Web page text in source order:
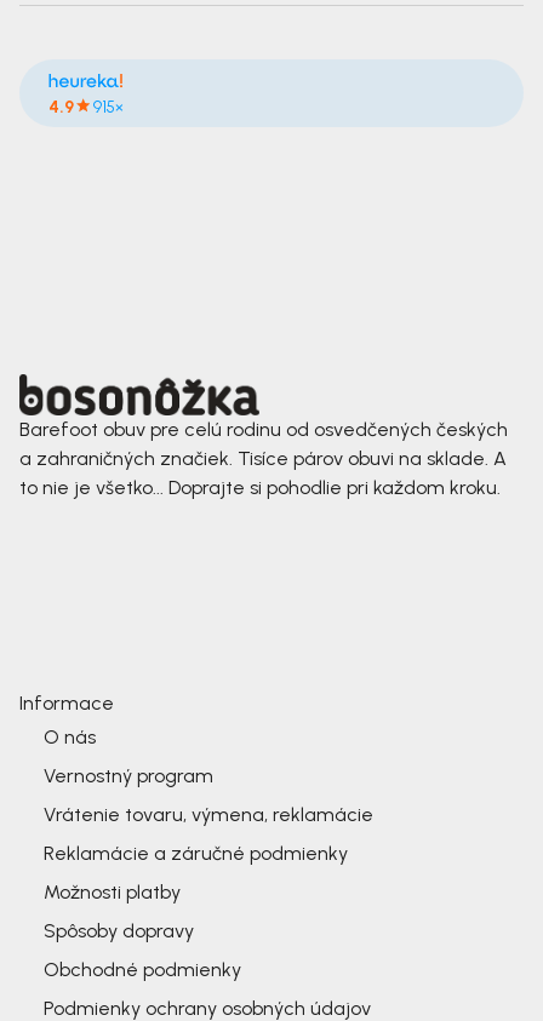
4.9 915×
Barefoot obuv pre celú rodinu od osvedčených českých
a zahraničných značiek. Tisíce párov obuvi na sklade. A
to nie je všetko... Doprajte si pohodlie pri každom kroku.
Informace
O nás
Vernostný program
Vrátenie tovaru, výmena, reklamácie
Reklamácie a záručné podmienky
Možnosti platby
Spôsoby dopravy
Obchodné podmienky
Podmienky ochrany osobných údajov